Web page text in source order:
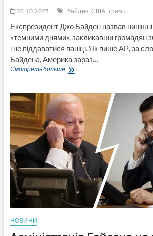
28.10.2025 байден США трамп
Експрезидент Джо Байден назвав
«темними днями», закликавши громадян
і не піддаватися паніці. Як пише АР, за
Байдена, Америка зараз…
Смотреть больше«Зараз
Байден
розкритикував
Трампа
і
закликав
американців
зберігати
оптимізм
НОВИНИ